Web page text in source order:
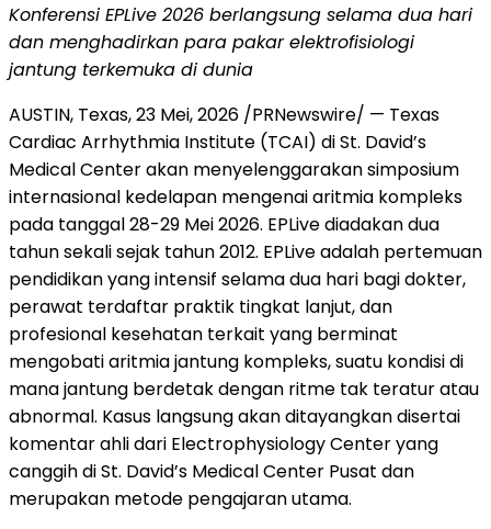
Konferensi EPLive 2026 berlangsung selama dua hari
dan menghadirkan para pakar elektrofisiologi
jantung terkemuka di dunia
AUSTIN, Texas,23 Mei, 2026 /PRNewswire/ — Texas
Cardiac Arrhythmia Institute (TCAI) di St. David’s
Medical Center akan menyelenggarakan simposium
internasional kedelapan mengenai aritmia kompleks
pada tanggal 28-29 Mei 2026. EPLive diadakan dua
tahun sekali sejak tahun 2012. EPLive adalah pertemuan
pendidikan yang intensif selama dua hari bagi dokter,
perawat terdaftar praktik tingkat lanjut, dan
profesional kesehatan terkait yang berminat
mengobati aritmia jantung kompleks, suatu kondisi di
mana jantung berdetak dengan ritme tak teratur atau
abnormal. Kasus langsung akan ditayangkan disertai
komentar ahli dari Electrophysiology Center yang
canggih di St. David’s Medical Center Pusat dan
merupakan metode pengajaran utama.